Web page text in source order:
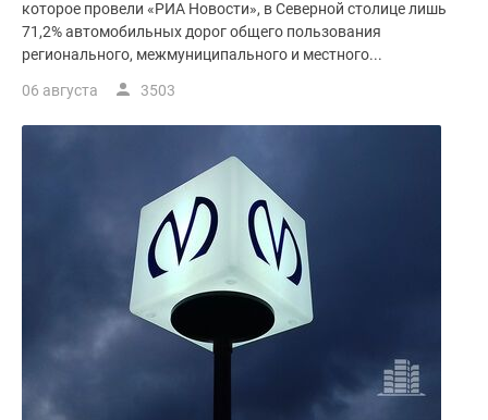
которое провели «РИА Новости», в Северной столице лишь
71,2% автомобильных дорог общего пользования
регионального, межмуниципального и местного...
06 августа 3503